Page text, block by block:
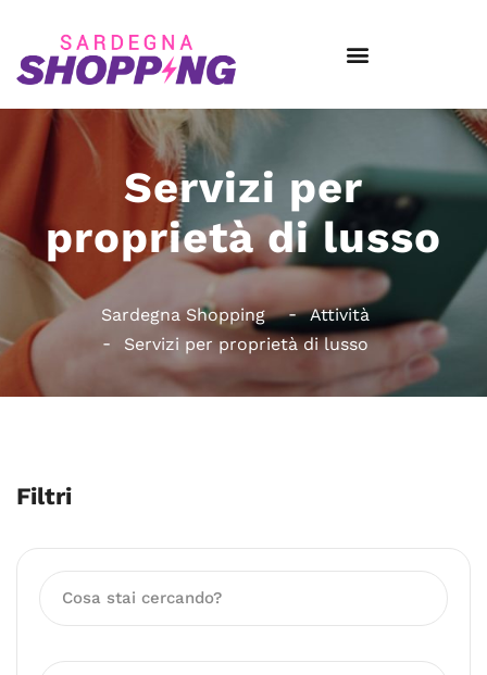
Servizi per
proprietà di lusso
Sardegna Shopping
Attività
Servizi per proprietà di lusso
Filtri